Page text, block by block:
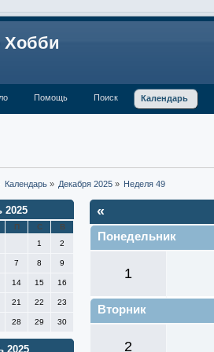
Хобби
Помощь Поиск Календарь
Календарь» Декабря 2025» Неделя 49
2025
П С
В
1
2
7 8 9
14 15 16
21 22 23
28 29 30
2025
«
Понедельник
1
Вторник
2